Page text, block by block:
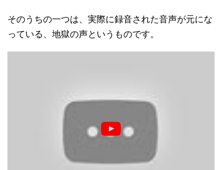
そのうちの一つは、実際に録音された音声が元にな
っている、地獄の声というものです。